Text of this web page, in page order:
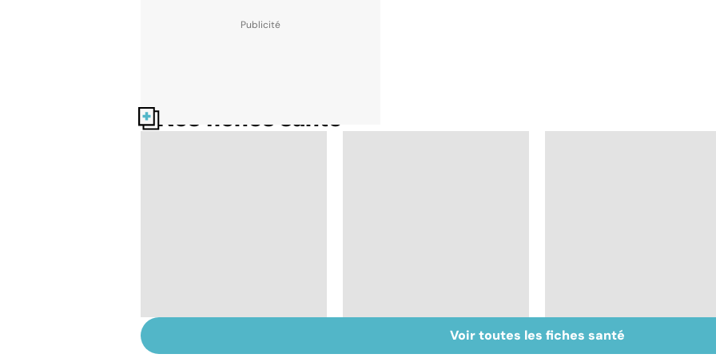
Nos fiches santé
Tout savoir sur les
Tout savoir sur le
Voir toutes les fiches santé